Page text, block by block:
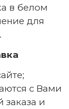
в белом
для
с Вами
заказа и